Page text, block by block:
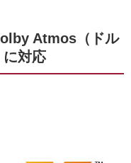
Atmos（ドル
に対応